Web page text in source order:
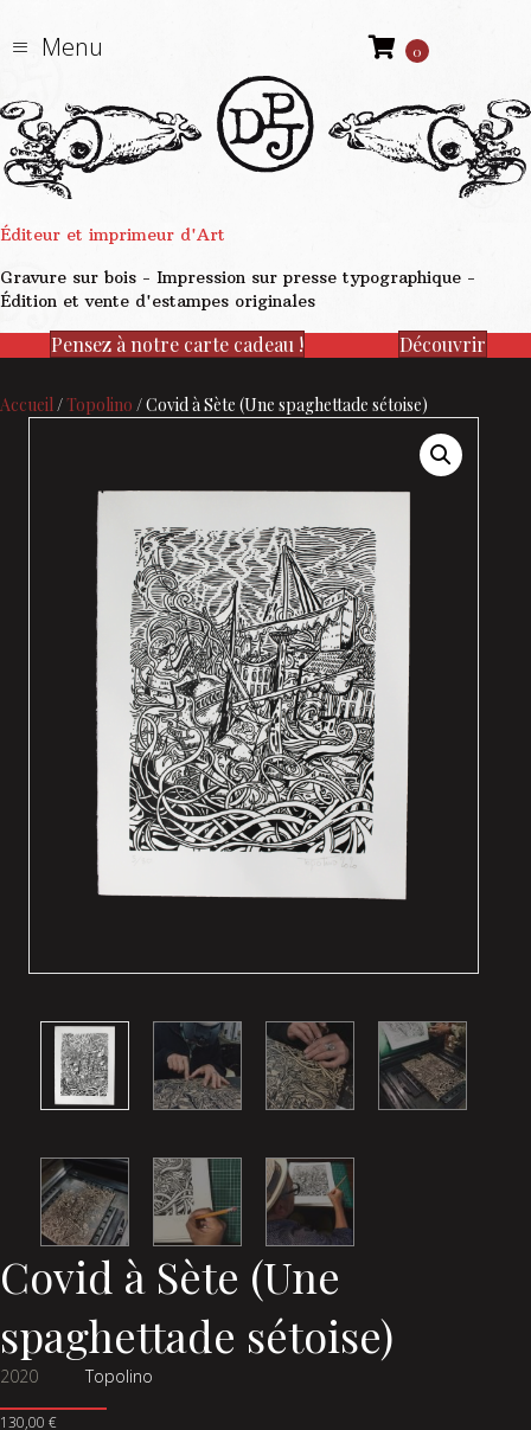
Menu 0
Éditeur et imprimeur d'Art
Gravure sur bois - Impression sur presse typographique -
Édition et vente d'estampes originales
Pensez à notre carte cadeau ! Découvrir
Accueil /Topolino / Covid à Sète (Une spaghettade sétoise)
Covid à Sète (Une
spaghettade sétoise)
2020 Topolino
130,00 €